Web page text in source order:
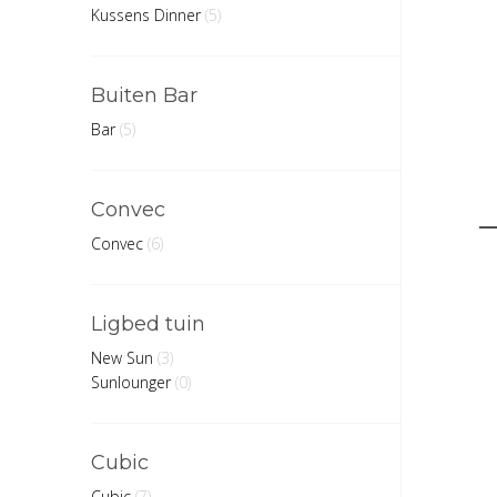
Kussens Dinner (5)
Buiten Bar
Bar (5)
Convec
Convec (6)
Ligbed tuin
New Sun (3)
Sunlounger (0)
Cubic